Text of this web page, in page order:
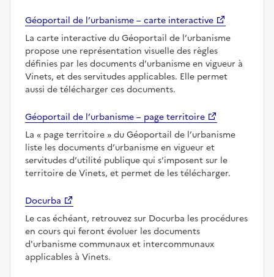
Géoportail de l’urbanisme – carte interactive
La carte interactive du Géoportail de l’urbanisme
propose une représentation visuelle des règles
définies par les documents d’urbanisme en vigueur à
Vinets, et des servitudes applicables. Elle permet
aussi de télécharger ces documents.
Géoportail de l’urbanisme – page territoire
La
page territoire
du Géoportail de l’urbanisme
liste les documents d’urbanisme en vigueur et
servitudes d’utilité publique qui s’imposent sur le
territoire de Vinets, et permet de les télécharger.
Docurba
Le cas échéant, retrouvez sur Docurba les procédures
en cours qui feront évoluer les documents
d'urbanisme communaux et intercommunaux
applicables à Vinets.